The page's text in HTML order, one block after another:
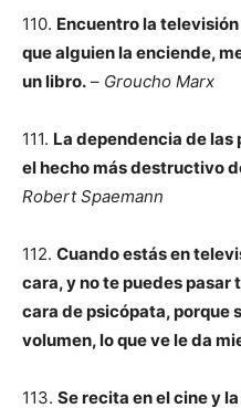
110. Encuentro la
que alguien la enciende,
un libro. – Groucho Marx
111. La dependencia de las
el hecho más destructivo
Robert Spaemann
112. Cuando estás en
cara, y no te puedes pasar
cara de psicópata, porque
volumen, lo que ve le da
113. Se recita en el cine y